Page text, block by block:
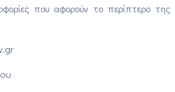
που αφορούν το περίπτερο της